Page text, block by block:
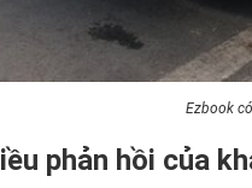
Ezbook
phản hồi của